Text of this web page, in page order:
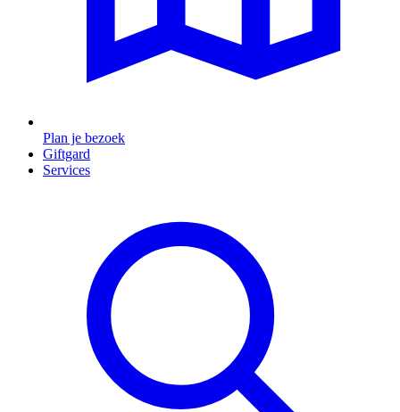
Plan je bezoek
Giftgard
Services